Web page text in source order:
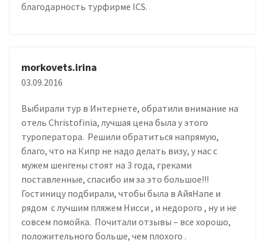
благодарность турфирме ICS.
morkovets.irina
03.09.2016
Выбирали тур в Интернете, обратили внимание на
отель Christofinia, лучшая цена была у этого
туроператора. Решили обратиться напрямую,
благо, что на Кипр не надо делать визу, у нас с
мужем шенгены стоят на 3 года, греками
поставленные, спасибо им за это большое!!!
Гостиницу подбирали, чтобы была в АйяНапе и
рядом с лучшим пляжем Нисси , и недорого , ну и не
совсем помойка. Почитали отзывы – все хорошо,
положительного больше, чем плохого .